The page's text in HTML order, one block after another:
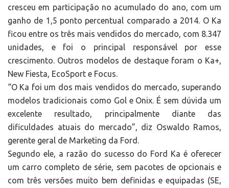
cresceu em participação no acumulado do ano, com um
ganho de 1,5 ponto percentual comparado a 2014. O Ka
ficou entre os três mais vendidos do mercado, com 8.347
unidades, e foi o principal responsável por esse
crescimento. Outros modelos de destaque foram o Ka+,
New Fiesta, EcoSport e Focus.
“O Ka foi um dos mais vendidos do mercado, superando
modelos tradicionais como Gol e Onix. É sem dúvida um
excelente resultado, principalmente diante das
dificuldades atuais do mercado”, diz Oswaldo Ramos,
gerente geral de Marketing da Ford.
Segundo ele, a razão do sucesso do Ford Ka é oferecer
um carro completo de série, sem pacotes de opcionais e
com três versões muito bem definidas e equipadas (SE,